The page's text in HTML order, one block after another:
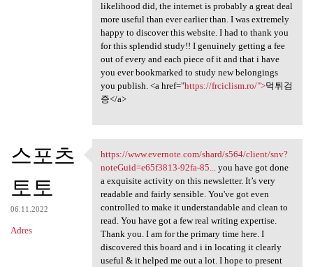
likelihood did, the internet is probably a great deal
more useful than ever earlier than. I was extremely
happy to discover this website. I had to thank you
for this splendid study!! I genuinely getting a fee
out of every and each piece of it and that i have
you ever bookmarked to study new belongings
you publish. <a href="https://frciclism.ro/">먹튀검
증</a>
스포츠
토토
06.11.2022
Adres
https://www.evernote.com
https://www.evernote.com/shard/s564/client/snv?
noteGuid=e65f3813-92fa-85...you have got done
a exquisite activity on this newsletter. It’s very
readable and fairly sensible. You've got even
controlled to make it understandable and clean to
read. You have got a few real writing expertise.
Thank you. I am for the primary time here. I
discovered this board and i in locating it clearly
useful & it helped me out a lot. I hope to present